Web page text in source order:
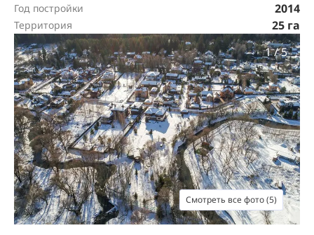
Год постройки 2014
Территория
25 га
1/5
Смотреть все фото (5)